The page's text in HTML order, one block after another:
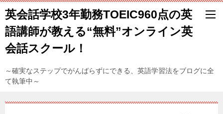
英会話学校3年勤務TOEIC960点の英
語講師が教える“無料”オンライン英
会話スクール！
～確実なステップでがんばらずにできる、英語学習法をブログに全
て執筆中～